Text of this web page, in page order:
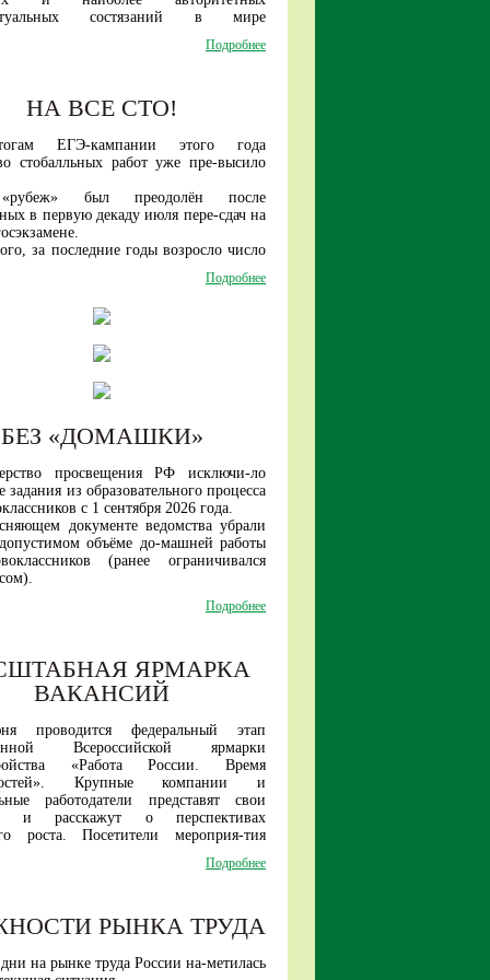
на рынке труда без доучивания
отделения университе-тов-
более 40 тысяч абитуриентов.
состязаний в мире
среди участников из более чем 100
Подробнее
НА ВСЕ СТО!
ЕГЭ-кампании этого года
стобалльных работ уже пре-высило
был преодолён после
в первую декаду июля пере-сдач на
за последние годы возросло число
Подробнее
БЕЗ «ДОМАШКИ»
просвещения РФ исключи-ло
из образовательного процесса
с 1 сентября 2026 года.
документе ведомства убрали
объёме до-машней работы
(ранее ограничивался
стратегии развития образова-ния по
в первых классах российских школ
проходить без домашней нагрузки.
Подробнее
ЯРМАРКА
ВАКАНСИЙ
проводится федеральный этап
Всероссийской ярмарки
«Работа России. Время
». Крупные компании и
работодатели представят свои
и расскажут о перспективах
роста. Посетители мероприя-тия
соиска-телей.
многие предприятия принимают на
обучение в собственных учебных
иногородним предоста-вляют жилье
Подробнее
РЫНКА ТРУДА
на рынке труда России на-метилась